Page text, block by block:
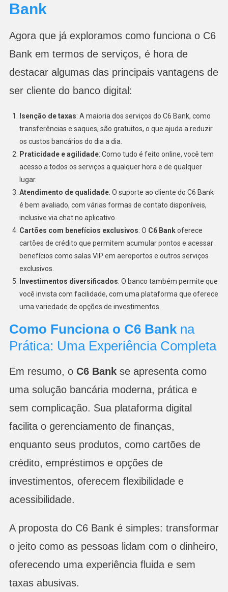
Bank
Agora que já exploramos como funciona o C6
Bank em termos de serviços, é hora de
destacar algumas das principais vantagens de
ser cliente do banco digital:
Isenção de taxas: A maioria dos serviços do C6 Bank, como
transferências e saques, são gratuitos, o que ajuda a reduzir
os custos bancários do dia a dia.
Praticidade e agilidade: Como tudo é feito online, você tem
acesso a todos os serviços a qualquer hora e de qualquer
lugar.
Atendimento de qualidade: O suporte ao cliente do C6 Bank
é bem avaliado, com várias formas de contato disponíveis,
inclusive via chat no aplicativo.
Cartões com benefícios exclusivos: O C6 Bankoferece
cartões de crédito que permitem acumular pontos e acessar
benefícios como salas VIP em aeroportos e outros serviços
exclusivos.
Investimentos diversificados: O banco também permite que
você invista com facilidade, com uma plataforma que oferece
uma variedade de opções de investimentos.
Como Funciona o C6 Bankna
Prática: Uma Experiência Completa
Em resumo, o C6 Bankse apresenta como
uma solução bancária moderna, prática e
sem complicação. Sua plataforma digital
facilita o gerenciamento de finanças,
enquanto seus produtos, como cartões de
crédito, empréstimos e opções de
investimentos, oferecem flexibilidade e
acessibilidade.
A proposta do C6 Bank é simples: transformar
o jeito como as pessoas lidam com o dinheiro,
oferecendo uma experiência fluida e sem
taxas abusivas.